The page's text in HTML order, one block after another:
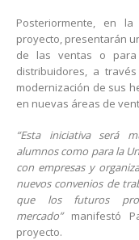
Posteriormente, en
proyecto, presentarán
de las ventas o
distribuidores, a
modernización de sus
en nuevas áreas de
“Esta iniciativa será
alumnos como para la
con empresas y
nuevos convenios de
que los futuros
mercado”manifestó
proyecto.